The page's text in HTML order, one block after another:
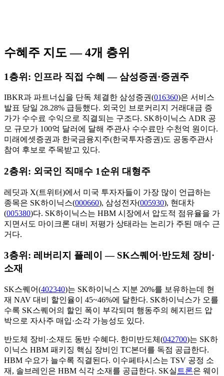
수혜주 지도 — 4개 층위
1층위: 인프라 직접 수혜 — 삼성증권·증권주
IBKR과 파트너십을 단독 체결한 삼성증권(016360)은 서비스
발표 당일 28.28% 급등했다. 외국인 브로커리지 거래대금 증
가가 수수료 수익으로 직결되는 구조다. SK하이닉스 ADR 공
모 규모가 100억 달러에 달해 주관사 수수료만 수천억 원이다.
미래에셋증권과 한국금융지주(한국투자증권)도 공동주관사
참여 후보로 주목받고 있다.
2층위: 외국인 직매수 1순위 대형주
레딧과 X(트위터)에서 미국 투자자들이 가장 많이 언급하는
종목은 SK하이닉스(000660), 삼성전자(005930), 현대차
(005380)다. SK하이닉스는 HBM 시장에서 압도적 점유율을 가
지면서도 마이크론 대비 저평가 상태라는 논리가 주된 매수 근
거다.
3층위: 레버리지 플레이 — SK스퀘어·반도체 장비·
소재
SK스퀘어(402340)는 SK하이닉스 지분 20%를 보유하는데 현
재 NAV 대비 할인율이 45~46%에 달한다. SK하이닉스가 오를
수록 SK스퀘어의 할인 폭이 부각되며 행동주의 헤지펀드 압
박으로 자사주 매입·소각 가능성도 있다.
반도체 장비·소재도 동반 수혜다. 한미반도체(042700)는 SK하
이닉스 HBM 패키징 핵심 장비인 TC본더를 독점 공급한다.
HBM 수요가 늘수록 직결된다. 이수페타시스는 TSV 공정 소
재, 솔브레인은 HBM 식각 소재를 공급한다. SK실 트론은 웨이